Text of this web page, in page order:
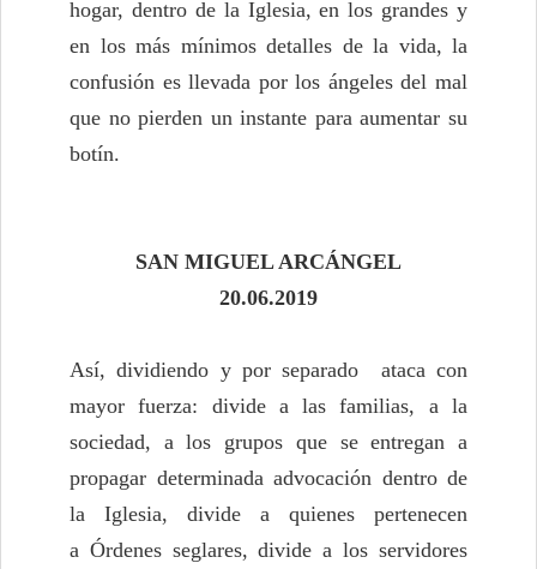
hogar, dentro de la Iglesia, en los grandes y
en los más mínimos detalles de la vida, la
confusión es llevada por los ángeles del mal
que no pierden un instante para aumentar su
botín.
SAN MIGUEL ARCÁNGEL
20.06.2019
Así, dividiendo y por separado ataca con
mayor fuerza: divide a las familias, a la
sociedad, a los grupos que se entregan a
propagar determinada advocación dentro de
la Iglesia, divide a quienes pertenecen
a Órdenes seglares, divide a los servidores